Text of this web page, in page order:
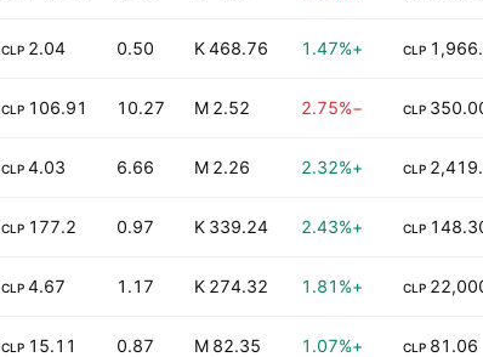
CLP
+1.47%
468.76 K
0.50
2.04 T
CLP
CLP
−2.75%
2.52 M
10.27
106.91 B
CLP
CLP
+2.32%
2.26 M
6.66
4.03 T
CLP
CLP
+2.43%
339.24 K
0.97
177.2 B
CLP
CLP
+1.81%
274.32 K
1.17
4.67 T
CLP
81.06
CLP
+1.07%
82.35 M
0.87
15.11 T
CLP